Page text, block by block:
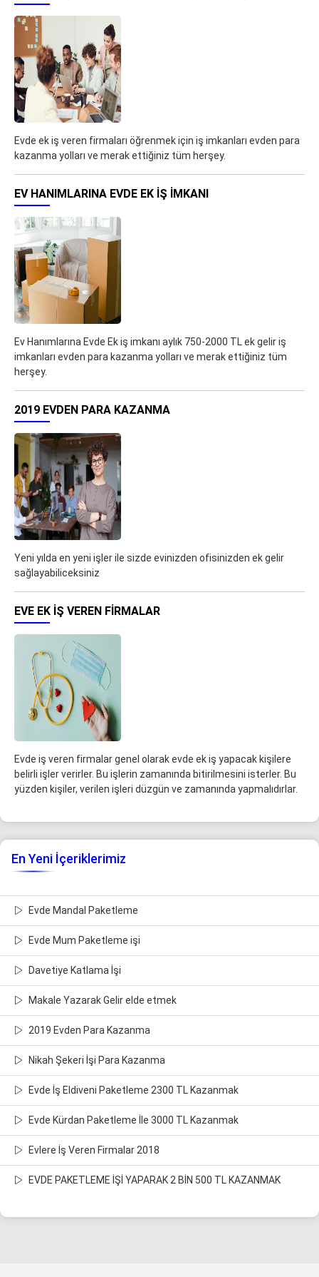
Evde ek iş veren firmaları öğrenmek için iş imkanları evden para
kazanma yolları ve merak ettiğiniz tüm herşey.
EV HANIMLARINA EVDE EK IŞ IMKANI
Ev Hanımlarına Evde Ek iş imkanı aylık 750-2000 TL ek gelir iş
imkanları evden para kazanma yolları ve merak ettiğiniz tüm
herşey.
2019 EVDEN PARA KAZANMA
Yeni yılda en yeni işler ile sizde evinizden ofisinizden ek gelir
sağlayabiliceksiniz
EVE EK IŞ VEREN FIRMALAR
Evde iş veren firmalar genel olarak evde ek iş yapacak kişilere
belirli işler verirler. Bu işlerin zamanında bitirilmesini isterler. Bu
yüzden kişiler, verilen işleri düzgün ve zamanında yapmalıdırlar.
En Yeni İçeriklerimiz
Evde Mandal Paketleme
Evde Mum Paketleme işi
Davetiye Katlama İşi
Makale Yazarak Gelir elde etmek
2019 Evden Para Kazanma
Nikah Şekeri İşi Para Kazanma
Evde İş Eldiveni Paketleme 2300 TL Kazanmak
Evde Kürdan Paketleme İle 3000 TL Kazanmak
Evlere İş Veren Firmalar 2018
EVDE PAKETLEME İŞİ YAPARAK 2 BİN 500 TL KAZANMAK